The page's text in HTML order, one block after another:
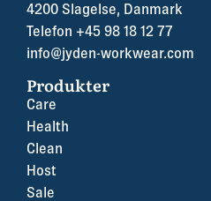
4200 Slagelse, Danmark
Telefon +45 98 18 12 77
info@jyden-workwear.com
Produkter
Care
Health
Clean
Host
Sale